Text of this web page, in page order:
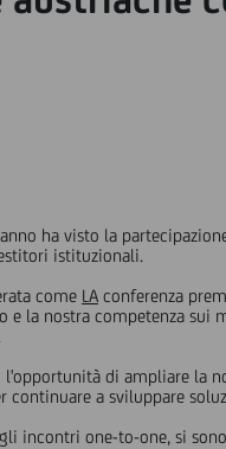
ha visto la
istituzionali.
come LA conferenza
la nostra competenza sui
di ampliare la
continuare a sviluppare
incontri one-to-one, si